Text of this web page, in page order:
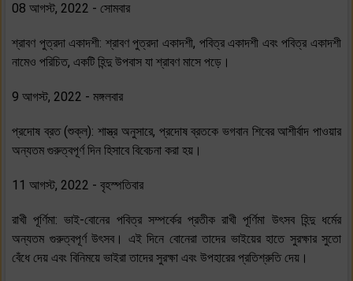
08 আগস্ট, 2022 - সোমবার
শ্রাবণ পুত্রদা একাদশী: শ্রাবণ পুত্রদা একাদশী, পবিত্র একাদশী এবং পবিত্র একাদশী
নামেও পরিচিত, একটি হিন্দু উপবাস যা শ্রাবণ মাসে পড়ে।
9 আগস্ট, 2022 - মঙ্গলবার
প্রদোষ ব্রত (শুক্ল): শাস্ত্র অনুসারে, প্রদোষ ব্রতকে ভগবান শিবের আশীর্বাদ পাওয়ার
অন্যতম গুরুত্বপূর্ণ দিন হিসাবে বিবেচনা করা হয়।
11 আগস্ট, 2022 - বৃহস্পতিবার
রাখী পূর্ণিমা: ভাই-বোনের পবিত্র সম্পর্কের প্রতীক রাখী পূর্ণিমা উৎসব হিন্দু ধর্মের
অন্যতম গুরুত্বপূর্ণ উৎসব। এই দিনে বোনেরা তাদের ভাইয়ের হাতে সুরক্ষার সুতো
বেঁধে দেয় এবং বিনিময়ে ভাইরা তাদের সুরক্ষা এবং উপহারের প্রতিশ্রুতি দেয়।